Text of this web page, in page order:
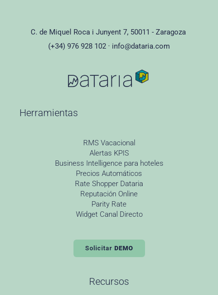
C. de Miquel Roca i Junyent 7, 50011 - Zaragoza
(+34) 976 928 102 · info@dataria.com
Herramientas
RMS Vacacional
Alertas KPIS
Business Intelligence para hoteles
Precios Automáticos
Rate Shopper Dataria
Reputación Online
Parity Rate
Widget Canal Directo
Solicitar DEMO
Recursos